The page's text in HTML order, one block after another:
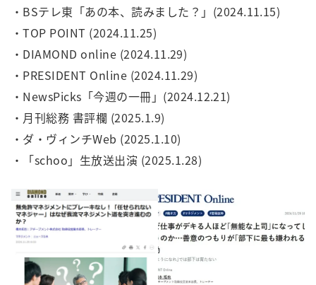
・BSテレ東「あの本、読みました？」(2024.11.15)
・TOP POINT (2024.11.25)
・DIAMOND online (2024.11.29)
・PRESIDENT Online (2024.11.29)
・NewsPicks「今週の一冊」(2024.12.21)
・月刊総務 書評欄 (2025.1.9)
・ダ・ヴィンチWeb (2025.1.10)
・「schoo」生放送出演 (2025.1.28)